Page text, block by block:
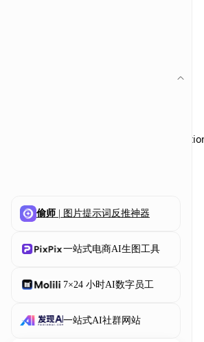
偷师 | 图片提示词反推神器
一站式电商AI生图工具
7×24 小时AI数字员工
一站式AI社群网站